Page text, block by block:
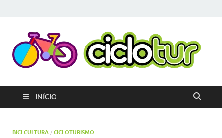
INÍCIO
BICI CULTURA / CICLOTURISMO